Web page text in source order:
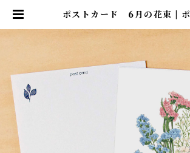
ポストカード 6月の花束 | ポ